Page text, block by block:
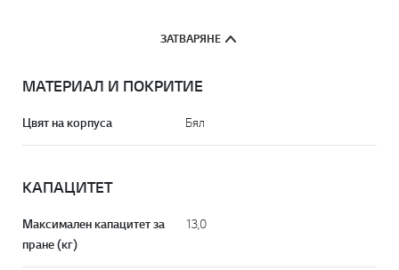
ЗАТВАРЯНЕ
МАТЕРИАЛ И ПОКРИТИЕ
Цвят на корпуса Бял
КАПАЦИТЕТ
Максимален капацитет за
пране (кг)
13,0